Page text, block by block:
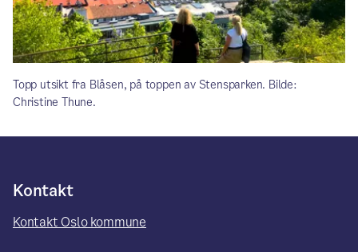
Topp utsikt fra Blåsen, på toppen av Stensparken. Bilde:
Christine Thune.
Kontakt
Kontakt Oslo kommune